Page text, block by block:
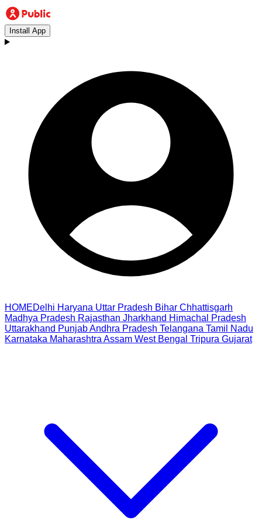
Install App
HOMEDelhi Haryana Uttar Pradesh Bihar Chhattisgarh
Madhya Pradesh Rajasthan Jharkhand Himachal Pradesh
Uttarakhand PunjabAndhra Pradesh Telangana Tamil Nadu
Karnataka Maharashtra Assam West Bengal Tripura Gujarat